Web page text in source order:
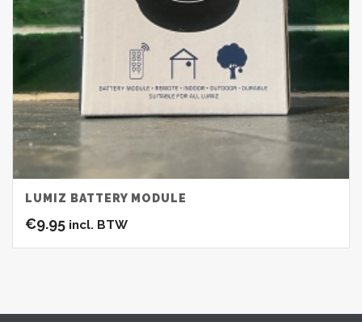
LUMIZ BATTERY MODULE
€9.95 incl. BTW